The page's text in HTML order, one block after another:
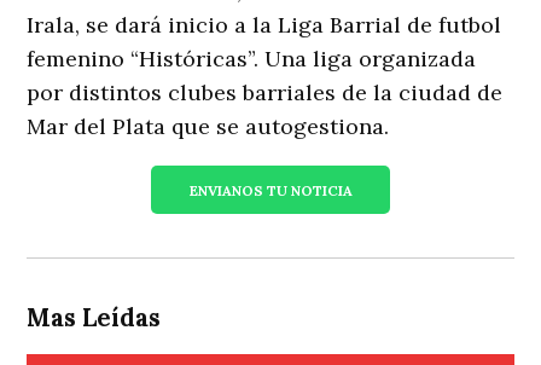
Irala, se dará inicio a la Liga Barrial de futbol
femenino “Históricas”. Una liga organizada
por distintos clubes barriales de la ciudad de
Mar del Plata que se autogestiona.
ENVIANOS TU NOTICIA
Mas Leídas